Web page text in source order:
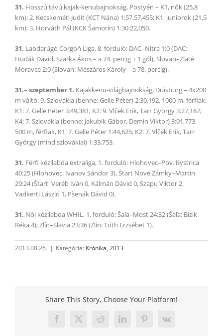
31. Hosszú távú kajak-kenubajnokság, Pöstyén – K1, nők (25,8
km): 2. Kecskeméti Judit (KCT Nána) 1:57,57,455; K1, juniorok (21,5
km): 3. Horváth Pál (KCK Šamorín) 1:30:22,050.
31. Labdarúgó Corgoň Liga, 8. forduló: DAC–Nitra 1:0 (DAC:
Hudák Dávid, Szarka Ákos – a 74. percig + 1 gól), Slovan–Zlaté
Moravce 2:0 (Slovan: Mészáros Károly – a 78. percig).
31.– szeptember 1. Kajakkenu-világbajnokság, Duisburg – 4x200
m váltó: 9. Szlovákia (benne: Gelle Péter) 2:30,192. 1000 m, férfiak,
K1: 7. Gelle Péter 3:49,381; K2: 9. Vlček Erik, Tarr György 3:27,187;
K4: 7. Szlovákia (benne: Jakubík Gábor, Demin Viktor) 3:01,773.
500 m, férfiak, K1: 7. Gelle Péter 1:44,625; K2: 7. Vlček Erik, Tarr
György (mind szlovákiai) 1:33,753.
31. Férfi kézilabda extraliga, 1. forduló: Hlohovec–Pov. Bystrica
40:25 (Hlohovec: Ivanov Sándor 3), Štart Nové Zámky–Martin
29:24 (Štart: Veréb Iván 0, Kálmán Dávid 0, Szapu Viktor 2,
Vadkerti László 1, Pšenák Dávid 0).
31. Női kézilabda WHIL, 1. forduló: Šaľa–Most 24:32 (Šaľa: Bízik
Réka 4); Zlín–Slavia 23:36 (Zlín: Tóth Erzsébet 1).
2013.08.26. | Kategória: Krónika, 2013
Share This Story, Choose Your Platform!
Facebook
X RedditLinkedInPinterest
Vk